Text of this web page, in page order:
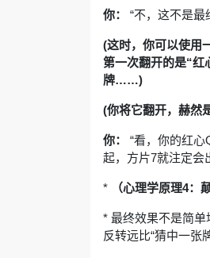
你： “不，这不是
(这时，你可以使用
第一次翻开的是“红
牌……)
(你将它翻开，赫
你：
“看，你的红
起，方片7就注定会
* （心理学原理4：
* 最终效果不是简单
反转远比“猜中一张